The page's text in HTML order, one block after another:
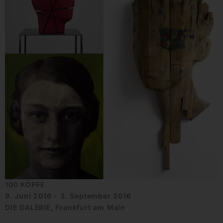
100 KÖPFE
9. Juni 2016 - 3. September 2016
DIE GALERIE, Frankfurt am Main